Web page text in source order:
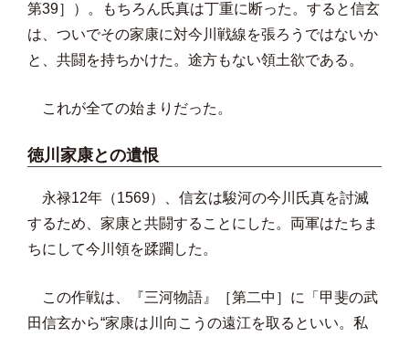
第39］）。もちろん氏真は丁重に断った。すると信玄
は、ついでその家康に対今川戦線を張ろうではないか
と、共闘を持ちかけた。途方もない領土欲である。
これが全ての始まりだった。
徳川家康との遺恨
永禄12年（1569）、信玄は駿河の今川氏真を討滅
するため、家康と共闘することにした。両軍はたちま
ちにして今川領を蹂躙した。
この作戦は、『三河物語』［第二中］に「甲斐の武
田信玄から“家康は川向こうの遠江を取るといい。私